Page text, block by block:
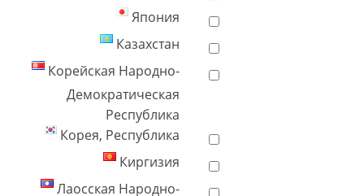
Япония
Казахстан
Корейская Народно-
Демократическая
Республика
Корея, Республика
Киргизия
Лаосская Народно-